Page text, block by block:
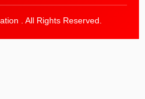
. All Rights Reserved.